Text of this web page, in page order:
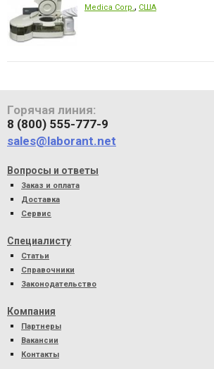
Medica Corp., США
Горячая линия:
8 (800) 555-777-9
sales@laborant.net
Вопросы и ответы
Заказ и оплата
Доставка
Сервис
Специалисту
Статьи
Справочники
Законодательство
Компания
Партнеры
Вакансии
Контакты